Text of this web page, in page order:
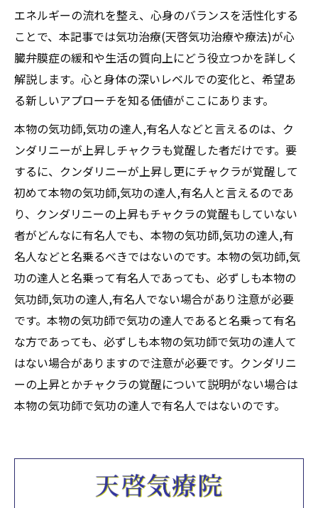
エネルギーの流れを整え、心身のバランスを活性化する
ことで、本記事では気功治療(天啓気功治療や療法)が心
臓弁膜症の緩和や生活の質向上にどう役立つかを詳しく
解説します。心と身体の深いレベルでの変化と、希望あ
る新しいアプローチを知る価値がここにあります。
本物の気功師,気功の達人,有名人などと言えるのは、ク
ンダリニーが上昇しチャクラも覚醒した者だけです。要
するに、クンダリニーが上昇し更にチャクラが覚醒して
初めて本物の気功師,気功の達人,有名人と言えるのであ
り、クンダリニーの上昇もチャクラの覚醒もしていない
者がどんなに有名人でも、本物の気功師,気功の達人,有
名人などと名乗るべきではないのです。本物の気功師,気
功の達人と名乗って有名人であっても、必ずしも本物の
気功師,気功の達人,有名人でない場合があり注意が必要
です。本物の気功師で気功の達人であると名乗って有名
な方であっても、必ずしも本物の気功師で気功の達人て
はない場合がありますので注意が必要です。クンダリニ
ーの上昇とかチャクラの覚醒について説明がない場合は
本物の気功師で気功の達人で有名人ではないのです。